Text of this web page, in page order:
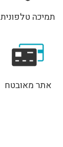
תמיכה טלפונית
אתר מאובטח